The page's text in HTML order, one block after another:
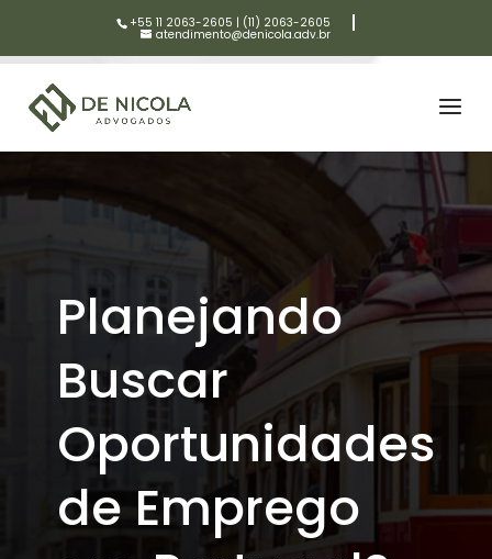
+55 11 2063-2605 | (11) 2063-2605
atendimento@denicola.adv.br
Planejando
Buscar
Oportunidades
de Emprego